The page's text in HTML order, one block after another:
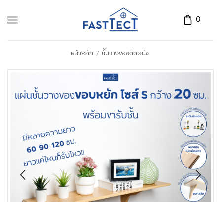
0
หน้าหลัก / ชั้นวางของติดผนัง